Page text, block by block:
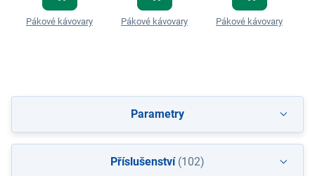
Pákové kávovary Pákové kávovary Pákové kávovary
Parametry
Příslušenství(102)